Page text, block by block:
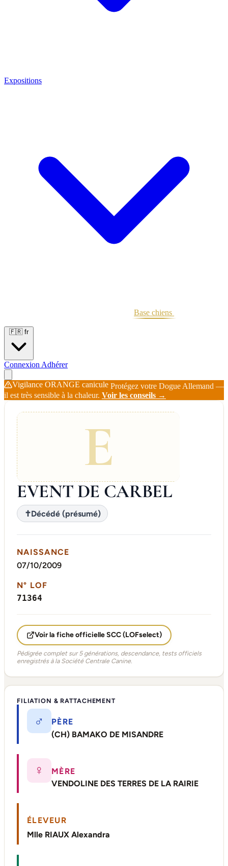
Expositions
Base chiens
🇫🇷 fr
Connexion Adhérer
Vigilance ORANGE canicule Protégez votre Dogue Allemand —
il est très sensible à la chaleur. Voir les conseils →
E
EVENT DE CARBEL
✝Décédé (présumé)
NAISSANCE
07/10/2009
N° LOF
71364
Voir la fiche officielle SCC (LOFselect)
Pédigrée complet sur 5 générations, descendance, tests officiels
enregistrés à la Société Centrale Canine.
FILIATION & RATTACHEMENT
♂
PÈRE
(CH) BAMAKO DE MISANDRE
♀
MÈRE
VENDOLINE DES TERRES DE LA RAIRIE
ÉLEVEUR
Mlle RIAUX Alexandra